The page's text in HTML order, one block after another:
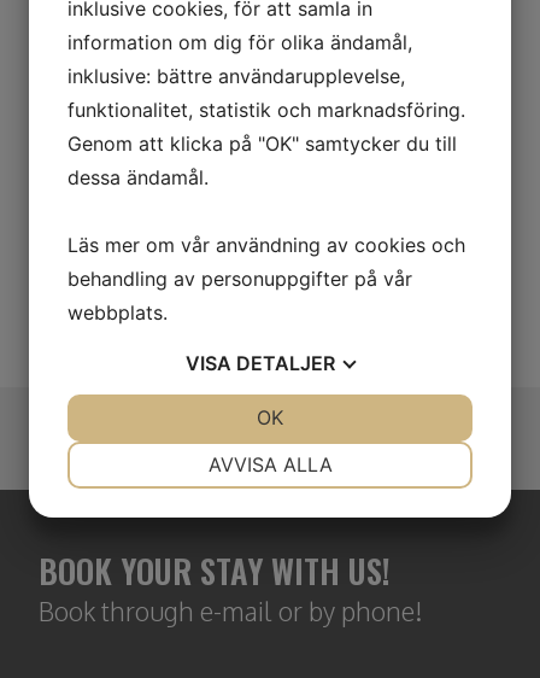
Tillgång till pentry
Tillgång till bastu
Tillgång till gillestuga
Gratis WiFi
PRIS
1 450 SEK/natt dubbelrum
1 090 SEK/natt enkelrum
BOOK YOUR STAY WITH US!
Book through e-mail or by phone!
inklusive cookies, för att samla in
information om dig för olika ändamål,
inklusive: bättre användarupplevelse,
funktionalitet, statistik och marknadsföring.
Genom att klicka på "OK" samtycker du till
dessa ändamål.
Läs mer om vår användning av cookies och
behandling av personuppgifter på vår
webbplats.
VISA DETALJER
AVVISA ALLA
OK